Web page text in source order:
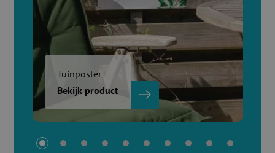
Tuinposter
Bekijk product